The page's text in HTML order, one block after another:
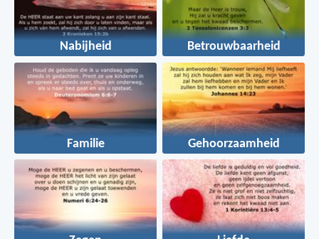
Nabijheid Betrouwbaarheid
Familie Gehoorzaamheid